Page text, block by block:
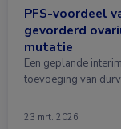
PFS-voordeel
gevorderd
mutatie
Een geplande
toevoeging van
23 mrt. 2026